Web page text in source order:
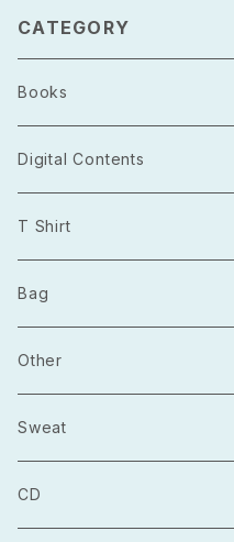
CATEGORY
Books
Photo Book
Digital Contents
Project Open Source
2021.03
2021.04
T Shirt
長袖
半袖
Bag
トートバッグ
巾着
マルシェバック
Other
Sticker
Badge
Sweat
CD